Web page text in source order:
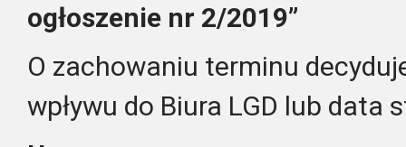
ogłoszenie nr 2/2019”
O zachowaniu terminu
wpływu do Biura LGD lub data